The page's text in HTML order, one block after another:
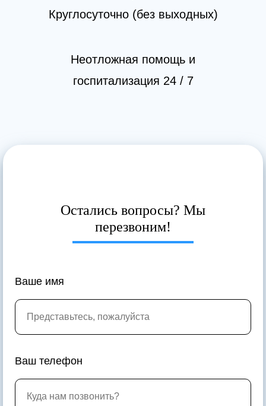
Круглосуточно (без выходных)
Неотложная помощь и
госпитализация 24 / 7
Остались вопросы? Мы
перезвоним!
Ваше имя
Ваш телефон